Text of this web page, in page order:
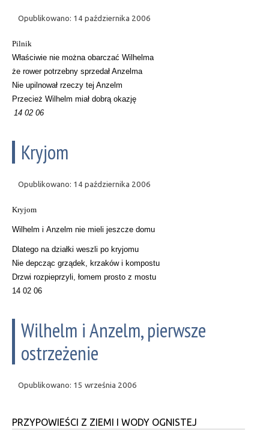
Opublikowano: 14 października 2006
Pilnik
Właściwie nie można obarczać Wilhelma
że rower potrzebny sprzedał Anzelma
Nie upilnował rzeczy tej Anzelm
Przecież Wilhelm miał dobrą okazję
14 02 06
Kryjom
Opublikowano: 14 października 2006
Kryjom
Wilhelm i Anzelm nie mieli jeszcze domu
Dlatego na działki weszli po kryjomu
Nie depcząc grządek, krzaków i kompostu
Drzwi rozpieprzyli, łomem prosto z mostu
14 02 06
Wilhelm i Anzelm, pierwsze
ostrzeżenie
Opublikowano: 15 września 2006
PRZYPOWIEŚCI Z ZIEMI I WODY OGNISTEJ